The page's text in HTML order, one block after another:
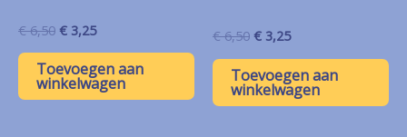
€6,50 Oorspronkelijke
was:
€ 6,50.
€ 3,25Huidige
is:
€ 3,25.
Toevoegen aan
winkelwagen
€6,50 Oorspronkelijke
was:
€ 6,50.
€ 3,25Huidige
is:
€ 3,25.
Toevoegen aan
winkelwagen